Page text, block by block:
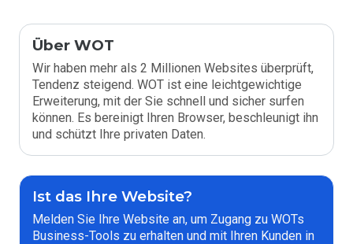
Über WOT
Wir haben mehr als 2 Millionen Websites überprüft,
Tendenz steigend. WOT ist eine leichtgewichtige
Erweiterung, mit der Sie schnell und sicher surfen
können. Es bereinigt Ihren Browser, beschleunigt ihn
und schützt Ihre privaten Daten.
Ist das Ihre Website?
Melden Sie Ihre Website an, um Zugang zu WOTs
Business-Tools zu erhalten und mit Ihren Kunden in